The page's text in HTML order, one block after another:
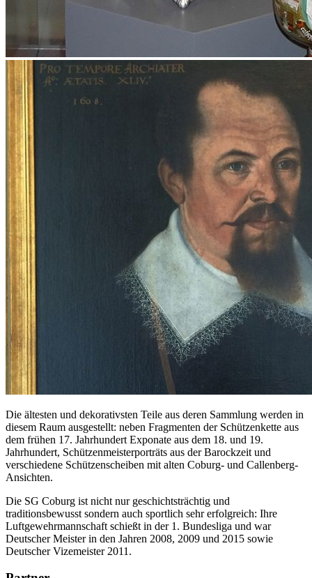
Die ältesten und dekorativsten Teile aus deren Sammlung werden in
diesem Raum ausgestellt: neben Fragmenten der Schützenkette aus
dem frühen 17. Jahrhundert Exponate aus dem 18. und 19.
Jahrhundert, Schützenmeisterporträts aus der Barockzeit und
verschiedene Schützenscheiben mit alten Coburg- und Callenberg-
Ansichten.
Die SG Coburg ist nicht nur geschichtsträchtig und
traditionsbewusst sondern auch sportlich sehr erfolgreich: Ihre
Luftgewehrmannschaft schießt in der 1. Bundesliga und war
Deutscher Meister in den Jahren 2008, 2009 und 2015 sowie
Deutscher Vizemeister 2011.